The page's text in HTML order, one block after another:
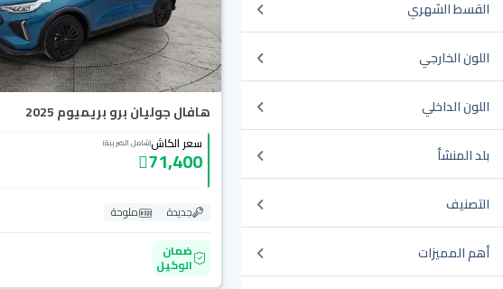
القسط الشهري
اللون الخارجي
اللون الداخلي
بلد المنشأ
التصنيف
أهم المميزات
هافال جوليان برو بريميوم 2025
سعر الكاش(شامل الضريبة)
71,400
جديدة
ملوحة
ضمان
الوكيل